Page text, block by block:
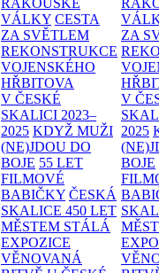
RAKOUSKÉ
VÁLKY CESTA
ZA SVĚTLEM
REKONSTRUKCE
VOJENSKÉHO
HŘBITOVA
V ČESKÉ
SKALICI 2023–
2025 KDYŽ MUŽI
(NE)JDOU DO
BOJE 55 LET
FILMOVÉ
BABIČKY ČESKÁ
SKALICE 450 LET
MĚSTEM STÁLÁ
EXPOZICE
VĚNOVANÁ
ZA
V
2025
BOJE